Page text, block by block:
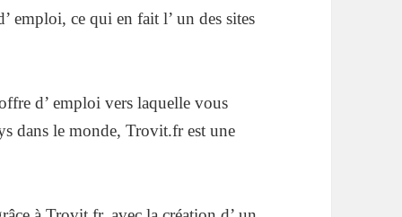
emploi, ce qui en fait l’ un des sites
d’ emploi vers laquelle vous
dans le monde, Trovit.fr est une